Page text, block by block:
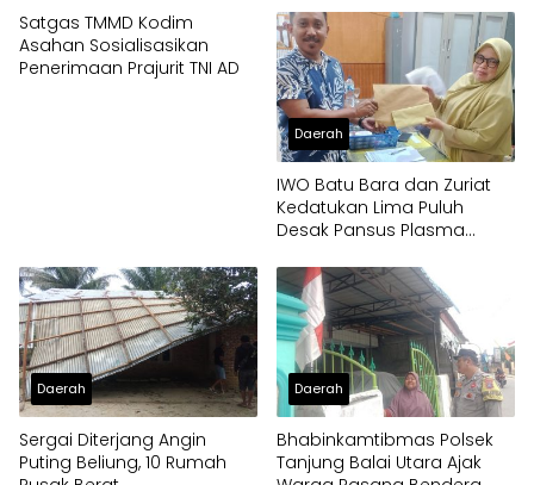
Satgas TMMD Kodim
Asahan Sosialisasikan
Penerimaan Prajurit TNI AD
Daerah
IWO Batu Bara dan Zuriat
Kedatukan Lima Puluh
Desak Pansus Plasma
Dugaan Penyimpangan
Penerima CPCL
Daerah
Sergai Diterjang Angin
Puting Beliung, 10 Rumah
Daerah
Bhabinkamtibmas Polsek
Tanjung Balai Utara Ajak